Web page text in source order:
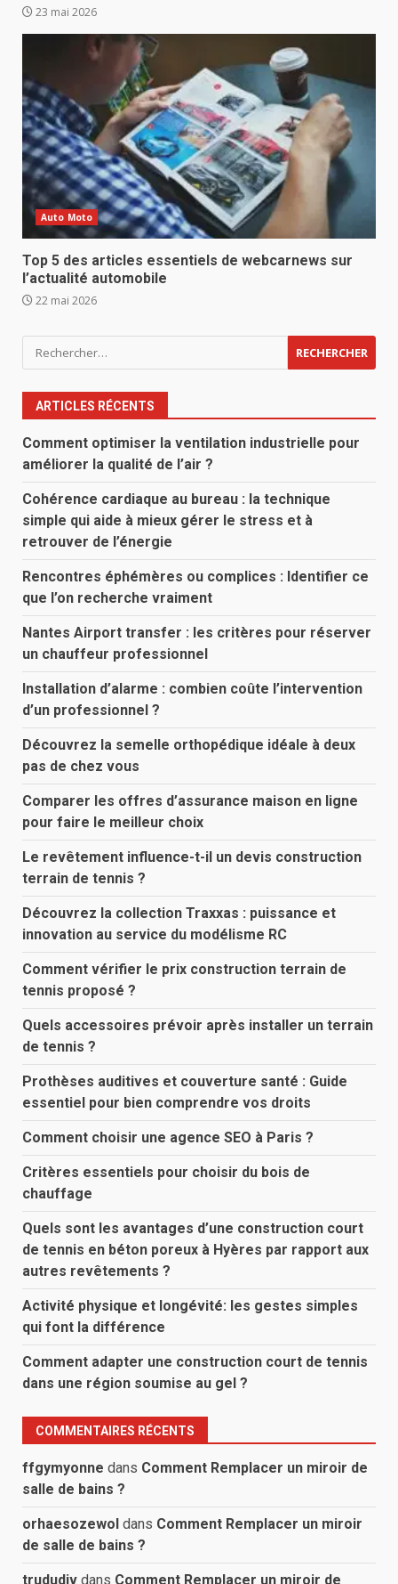
23 mai 2026
Auto Moto
Top 5 des articles essentiels de webcarnews sur
l’actualité automobile
22 mai 2026
Rechercher :
ARTICLES RÉCENTS
Comment optimiser la ventilation industrielle pour
améliorer la qualité de l’air ?
Cohérence cardiaque au bureau : la technique
simple qui aide à mieux gérer le stress et à
retrouver de l’énergie
Rencontres éphémères ou complices : Identifier ce
que l’on recherche vraiment
Nantes Airport transfer : les critères pour réserver
un chauffeur professionnel
Installation d’alarme : combien coûte l’intervention
d’un professionnel ?
Découvrez la semelle orthopédique idéale à deux
pas de chez vous
Comparer les offres d’assurance maison en ligne
pour faire le meilleur choix
Le revêtement influence-t-il un devis construction
terrain de tennis ?
Découvrez la collection Traxxas : puissance et
innovation au service du modélisme RC
Comment vérifier le prix construction terrain de
tennis proposé ?
Quels accessoires prévoir après installer un terrain
de tennis ?
Prothèses auditives et couverture santé : Guide
essentiel pour bien comprendre vos droits
Comment choisir une agence SEO à Paris ?
Critères essentiels pour choisir du bois de
chauffage
Quels sont les avantages d’une construction court
de tennis en béton poreux à Hyères par rapport aux
autres revêtements ?
Activité physique et longévité: les gestes simples
qui font la différence
Comment adapter une construction court de tennis
dans une région soumise au gel ?
COMMENTAIRES RÉCENTS
ffgymyonne dans Comment Remplacer un miroir de
salle de bains ?
orhaesozewol dans Comment Remplacer un miroir
de salle de bains ?
trududiv dans Comment Remplacer un miroir de